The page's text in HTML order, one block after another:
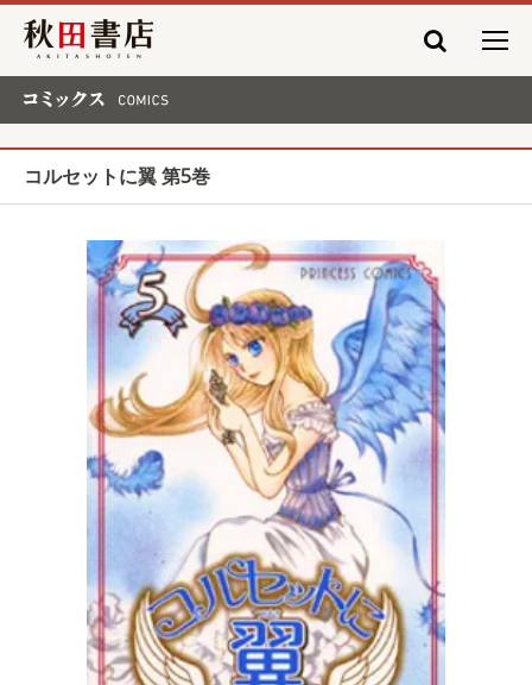
秋田書店
コルセットに翼 第5巻